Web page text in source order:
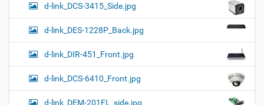
d-link_DCS-3415_Side.jpg
d-link_DES-1228P_Back.jpg
d-link_DIR-451_Front.jpg
d-link_DCS-6410_Front.jpg
d-link_DEM-201FL_side.jpg